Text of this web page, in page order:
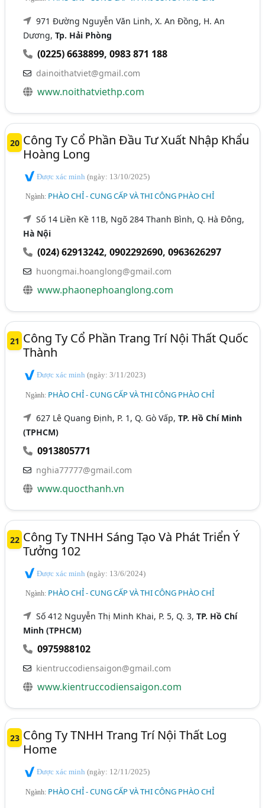
971 Đường Nguyễn Văn Linh, X. An Đồng, H. An
Dương,Tp. Hải Phòng
(0225) 6638899,0983 871 188
dainoithatviet@gmail.com
www.noithatviethp.com
20 Công Ty Cổ Phần Đầu Tư Xuất Nhập Khẩu
Hoàng Long
Được xác minh(ngày: 13/10/2025)
Ngành: PHÀO CHỈ - CUNG CẤP VÀ THI CÔNG PHÀO CHỈ
Số 14 Liền Kề 11B, Ngõ 284 Thanh Bình, Q. Hà Đông,
Hà Nội
(024) 62913242,0902292690,0963626297
huongmai.hoanglong@gmail.com
www.phaonephoanglong.com
21 Công Ty Cổ Phần Trang Trí Nội Thất Quốc
Thành
Được xác minh(ngày: 3/11/2023)
Ngành: PHÀO CHỈ - CUNG CẤP VÀ THI CÔNG PHÀO CHỈ
627 Lê Quang Định, P. 1, Q. Gò Vấp,TP. Hồ Chí Minh
(TPHCM)
0913805771
nghia77777@gmail.com
www.quocthanh.vn
22 Công Ty TNHH Sáng Tạo Và Phát Triển Ý
Tưởng 102
Được xác minh(ngày: 13/6/2024)
Ngành: PHÀO CHỈ - CUNG CẤP VÀ THI CÔNG PHÀO CHỈ
Số 412 Nguyễn Thị Minh Khai, P. 5, Q. 3,TP. Hồ Chí
Minh (TPHCM)
0975988102
kientruccodiensaigon@gmail.com
www.kientruccodiensaigon.com
23 Công Ty TNHH Trang Trí Nội Thất Log
Home
Được xác minh(ngày: 12/11/2025)
Ngành: PHÀO CHỈ - CUNG CẤP VÀ THI CÔNG PHÀO CHỈ